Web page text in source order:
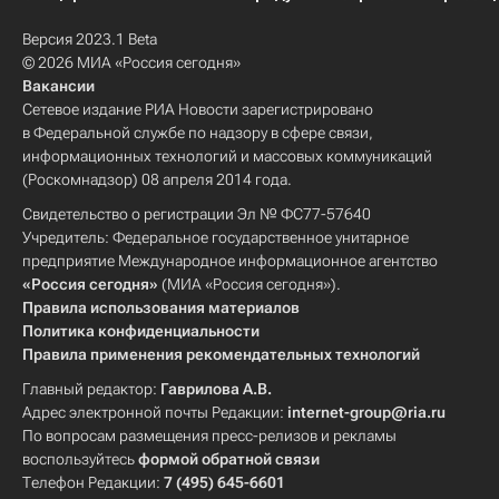
Версия 2023.1 Beta
© 2026 МИА «Россия сегодня»
Вакансии
Сетевое издание РИА Новости зарегистрировано
в Федеральной службе по надзору в сфере связи,
информационных технологий и массовых коммуникаций
(Роскомнадзор) 08 апреля 2014 года.
Свидетельство о регистрации Эл № ФС77-57640
Учредитель: Федеральное государственное унитарное
предприятие Международное информационное агентство
«Россия сегодня» (МИА «Россия сегодня»).
Правила использования материалов
Политика конфиденциальности
Правила применения рекомендательных технологий
Главный редактор: Гаврилова А.В.
Адрес электронной почты Редакции: internet-group@ria.ru
По вопросам размещения пресс-релизов и рекламы
воспользуйтесьформой обратной связи
Телефон Редакции: 7 (495) 645-6601